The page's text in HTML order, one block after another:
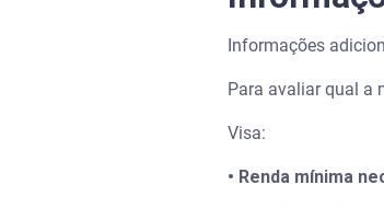
Informações
Para avaliar qual a
Visa:
• Renda mínima